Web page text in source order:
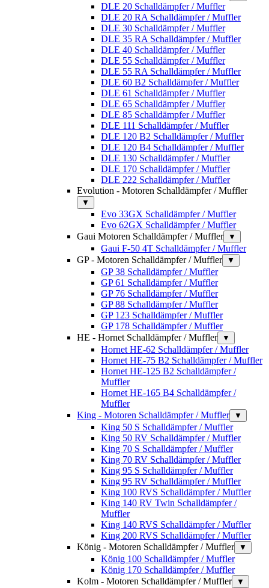
DLE 20 Schalldämpfer / Muffler
DLE 20 RA Schalldämpfer / Muffler
DLE 30 Schalldämpfer / Muffler
DLE 35 RA Schalldämpfer / Muffler
DLE 40 Schalldämpfer / Muffler
DLE 55 Schalldämpfer / Muffler
DLE 55 RA Schalldämpfer / Muffler
DLE 60 B2 Schalldämpfer / Muffler
DLE 61 Schalldämpfer / Muffler
DLE 65 Schalldämpfer / Muffler
DLE 85 Schalldämpfer / Muffler
DLE 111 Schalldämpfer / Muffler
DLE 120 B2 Schalldämpfer / Muffler
DLE 120 B4 Schalldämpfer / Muffler
DLE 130 Schalldämpfer / Muffler
DLE 170 Schalldämpfer / Muffler
DLE 222 Schalldämpfer / Muffler
Evolution - Motoren Schalldämpfer / Muffler
▼
Evo 33GX Schalldämpfer / Muffler
Evo 62GX Schalldämpfer / Muffler
Gaui Motoren Schalldämpfer / Muffler
▼
Gaui F-50 4T Schalldämpfer / Muffler
GP - Motoren Schalldämpfer / Muffler
▼
GP 38 Schalldämpfer / Muffler
GP 61 Schalldämpfer / Muffler
GP 76 Schalldämpfer / Muffler
GP 88 Schalldämpfer / Muffler
GP 123 Schalldämpfer / Muffler
GP 178 Schalldämpfer / Muffler
HE - Hornet Schalldämpfer / Muffler
▼
Hornet HE-62 Schalldämpfer / Muffler
Hornet HE-75 B2 Schalldämpfer / Muffler
Hornet HE-125 B2 Schalldämpfer /
Muffler
Hornet HE-165 B4 Schalldämpfer /
Muffler
King - Motoren Schalldämpfer / Muffler
▼
King 50 S Schalldämpfer / Muffler
King 50 RV Schalldämpfer / Muffler
King 70 S Schalldämpfer / Muffler
King 70 RV Schalldämpfer / Muffler
King 95 S Schalldämpfer / Muffler
King 95 RV Schalldämpfer / Muffler
King 100 RVS Schalldämpfer / Muffler
King 140 RV Twin Schalldämpfer /
Muffler
King 140 RVS Schalldämpfer / Muffler
King 200 RVS Schalldämpfer / Muffler
König - Motoren Schalldämpfer / Muffler
▼
König 100 Schalldämpfer / Muffler
König 170 Schalldämpfer / Muffler
Kolm - Motoren Schalldämpfer / Muffler
▼